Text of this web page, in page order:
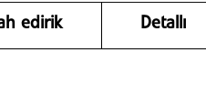
edirik Detallı